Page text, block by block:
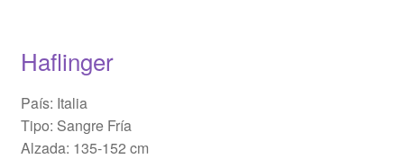
Haflinger
País: Italia
Tipo: Sangre Fría
Alzada: 135-152 cm